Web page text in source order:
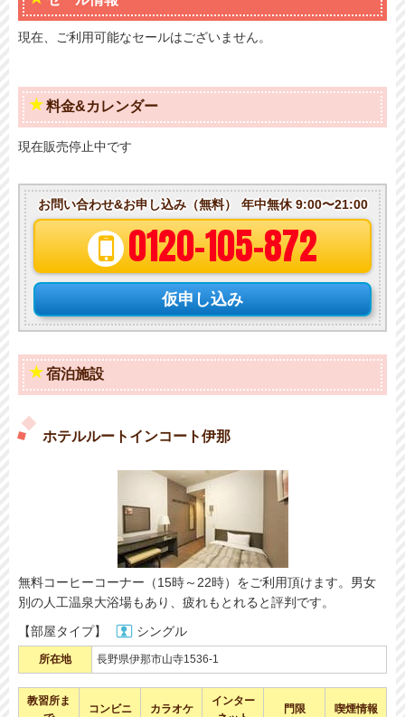
現在、ご利用可能なセールはございません。
料金&カレンダー
現在販売停止中です
お問い合わせ&お申し込み（無料） 年中無休 9:00〜21:00
0120-105-872
仮申し込み
宿泊施設
ホテルルートインコート伊那
無料コーヒーコーナー（15時～22時）をご利用頂けます。男女
別の人工温泉大浴場もあり、疲れもとれると評判です。
【部屋タイプ】
シングル
所在地 長野県伊那市山寺1536-1
教習所ま
コンビニ カラオケ
インター
門限 喫煙情報